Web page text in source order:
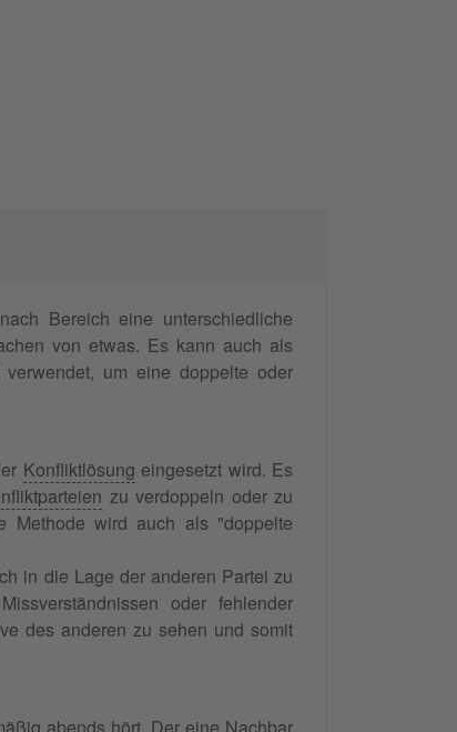
Bereich eine unterschiedliche
von etwas. Es kann auch als
um eine doppelte oder
Konfliktlösung eingesetzt wird. Es
zu verdoppeln oder zu
Methode wird auch als "doppelte
in die Lage der anderen Partei zu
oder fehlender
des anderen zu sehen und somit
abends hört. Der eine Nachbar